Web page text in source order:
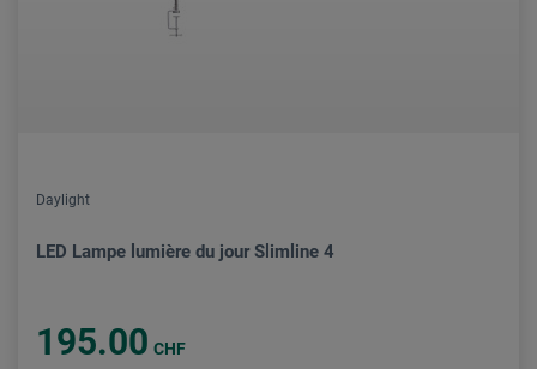
Daylight
LED Lampe lumière du jour Slimline 4
195.00 CHF